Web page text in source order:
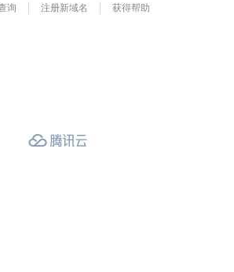
询 注册新域名 获得帮助